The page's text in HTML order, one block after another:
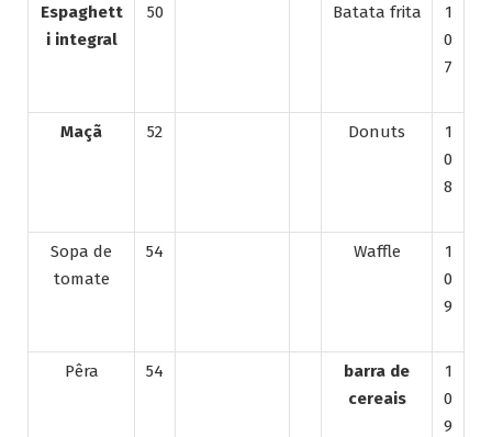
Espaghett
i integral
50 Batata frita
1
0
7
Maçã 52 Donuts
1
0
8
Sopa de
tomate
54 Waffle
1
0
9
Pêra 54
barra de
cereais
1
0
9